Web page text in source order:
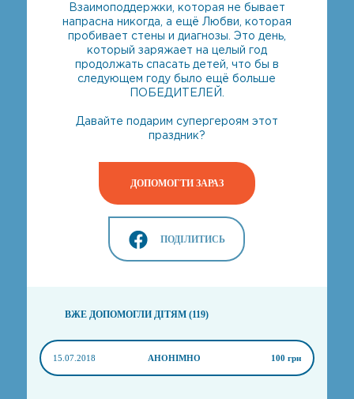
Взаимоподдержки, которая не бывает
напрасна никогда, а ещё Любви, которая
пробивает стены и диагнозы. Это день,
который заряжает на целый год
продолжать спасать детей, что бы в
следующем году было ещё больше
ПОБЕДИТЕЛЕЙ.
Давайте подарим супергероям этот
праздник?
ДОПОМОГТИ ЗАРАЗ
ПОДІЛИТИСЬ
ВЖЕ ДОПОМОГЛИ ДІТЯМ (119)
15.07.2018 АНОНІМНО 100 грн